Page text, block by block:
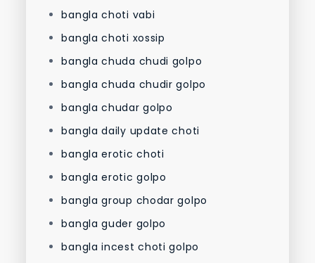
bangla choti vabi
bangla choti xossip
bangla chuda chudi golpo
bangla chuda chudir golpo
bangla chudar golpo
bangla daily update choti
bangla erotic choti
bangla erotic golpo
bangla group chodar golpo
bangla guder golpo
bangla incest choti golpo